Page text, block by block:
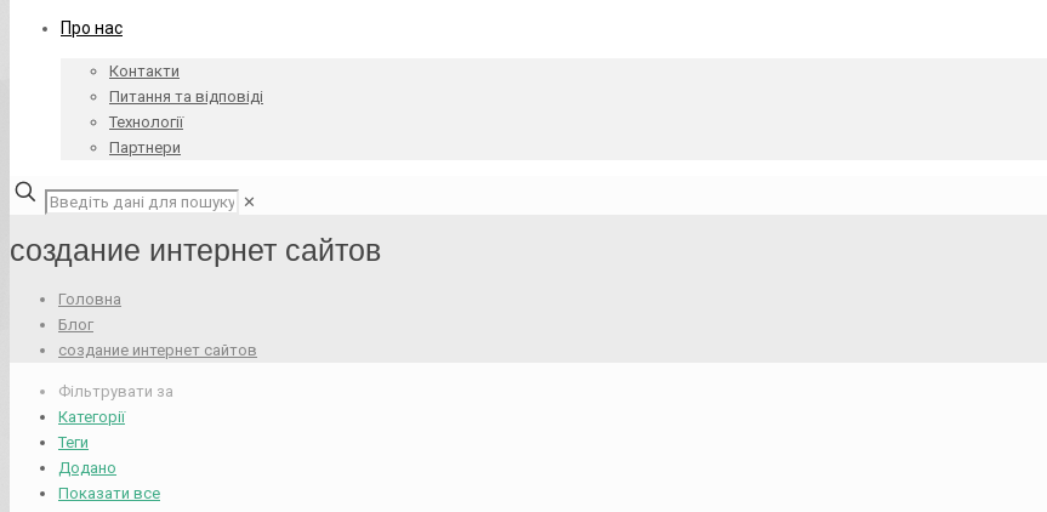
Про нас
Контакти
Питання та відповіді
Технології
Партнери
✕
создание интернет сайтов
Головна
Блог
создание интернет сайтов
Фільтрувати за
Категорії
Теги
Додано
Показати все